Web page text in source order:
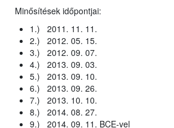
Minősítések időpontjai:
1.) 2011. 11. 11.
2.) 2012. 05. 15.
3.) 2012. 09. 07.
4.) 2013. 09. 03.
5.) 2013. 09. 10.
6.) 2013. 09. 26.
7.) 2013. 10. 10.
8.) 2014. 08. 27.
9.) 2014. 09. 11. BCE-vel